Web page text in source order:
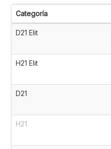
Categoría
D21 Elit
H21 Elit
D21
H21